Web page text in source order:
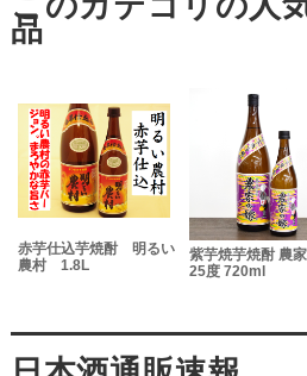
赤芋仕込芋焼酎 明るい
農村 1.8L
紫芋焼芋焼酎 農
25度 720ml